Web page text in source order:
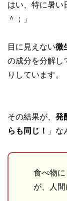
はい、特に暑い
＾；」
目に見えない微
の成分を分解し
りしています。
その結果が、 発
らも同じ！
」な
食べ物に
が、人